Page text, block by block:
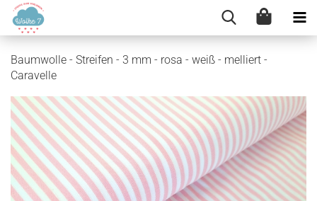
Baumwolle - Streifen - 3 mm - rosa - weiß - melliert -
Caravelle